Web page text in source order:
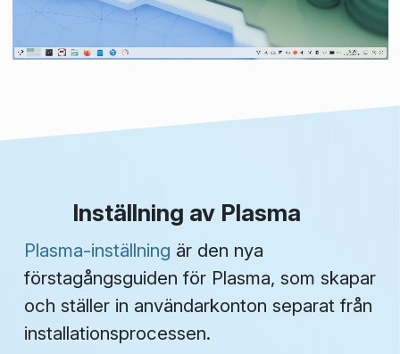
Inställning av Plasma
Plasma-inställning är den nya
förstagångsguiden för Plasma, som skapar
och ställer in användarkonton separat från
installationsprocessen.